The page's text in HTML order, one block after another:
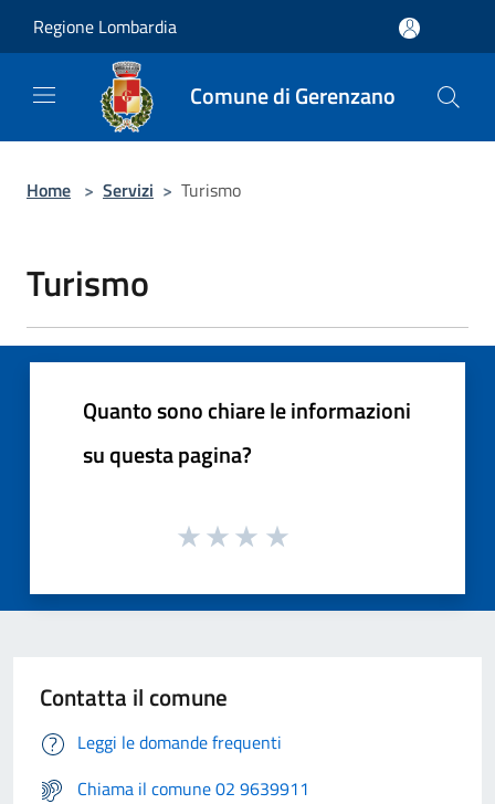
Regione Lombardia
Comune di Gerenzano
Home > Servizi > Turismo
Turismo
Quanto sono chiare le informazioni
su questa pagina?
Contatta il comune
Leggi le domande frequenti
Chiama il comune 02 9639911